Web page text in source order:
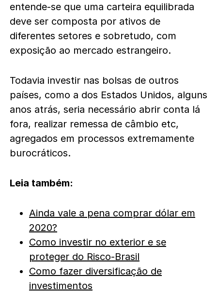
entende-se que uma carteira equilibrada
deve ser composta por ativos de
diferentes setores e sobretudo, com
exposição ao mercado estrangeiro.
Todavia investir nas bolsas de outros
países, como a dos Estados Unidos, alguns
anos atrás, seria necessário abrir conta lá
fora, realizar remessa de câmbio etc,
agregados em processos extremamente
burocráticos.
Leia também:
Ainda vale a pena comprar dólar em
2020?
Como investir no exterior e se
proteger do Risco-Brasil
Como fazer diversificação de
investimentos